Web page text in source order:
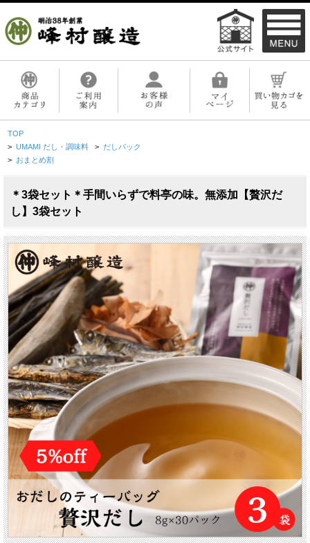
TOP
> UMAMI だし・調味料 > だしパック
> おまとめ割
＊3袋セット＊手間いらずで料亭の味。無添加【贅沢だ
し】3袋セット